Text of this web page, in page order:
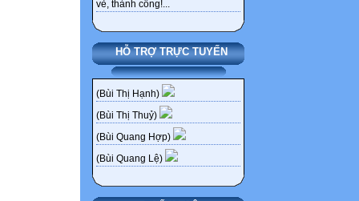
vẻ, thành công!...
HỖ TRỢ TRỰC TUYẾN
(Bùi Thị Hạnh)
(Bùi Thị Thuỷ)
(Bùi Quang Hợp)
(Bùi Quang Lệ)